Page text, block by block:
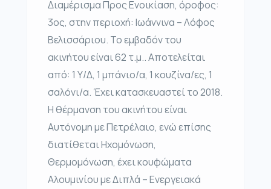
Διαμέρισμα Προς Ενοικίαση, όροφος:
3ος, στην περιοχή: Ιωάννινα – Λόφος
Βελισσάριου. Το εμβαδόν του
ακινήτου είναι 62 τ.μ.. Αποτελείται
από: 1 Υ/Δ, 1 μπάνιο/α, 1 κουζίνα/ες, 1
σαλόνι/α. Έχει κατασκευαστεί το 2018.
Η θέρμανση του ακινήτου είναι
Αυτόνομη με Πετρέλαιο, ενώ επίσης
διατίθεται Ηχομόνωση,
Θερμομόνωση, έχει κουφώματα
Αλουμινίου με Διπλά – Ενεργειακά